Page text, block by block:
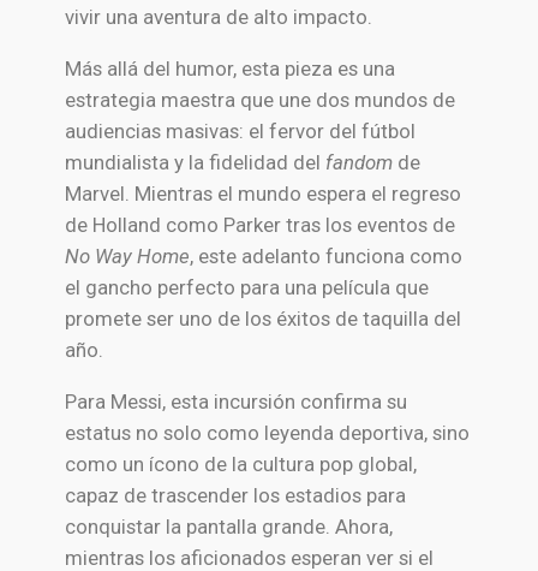
vivir una aventura de alto impacto.
Más allá del humor, esta pieza es una
estrategia maestra que une dos mundos de
audiencias masivas: el fervor del fútbol
mundialista y la fidelidad del fandomde
Marvel. Mientras el mundo espera el regreso
de Holland como Parker tras los eventos de
No Way Home, este adelanto funciona como
el gancho perfecto para una película que
promete ser uno de los éxitos de taquilla del
año.
Para Messi, esta incursión confirma su
estatus no solo como leyenda deportiva, sino
como un ícono de la cultura pop global,
capaz de trascender los estadios para
conquistar la pantalla grande. Ahora,
mientras los aficionados esperan ver si el